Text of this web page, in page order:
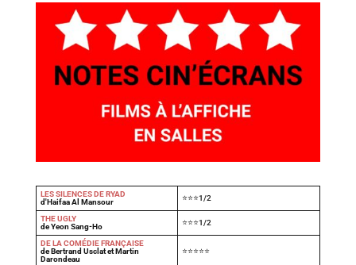
LES SILENCES DE RYAD
d'Haifaa Al Mansour
⭐⭐⭐1/2
THE UGLY
de Yeon Sang-Ho
⭐⭐⭐1/2
DE LA COMÉDIE FRANÇAISE
de Bertrand Usclat et Martin
Darondeau
⭐⭐⭐⭐⭐